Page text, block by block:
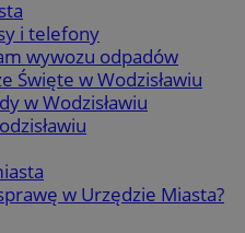
i telefony
wywozu odpadów
Święte w Wodzisławiu
w Wodzisławiu
w Urzędzie Miasta?